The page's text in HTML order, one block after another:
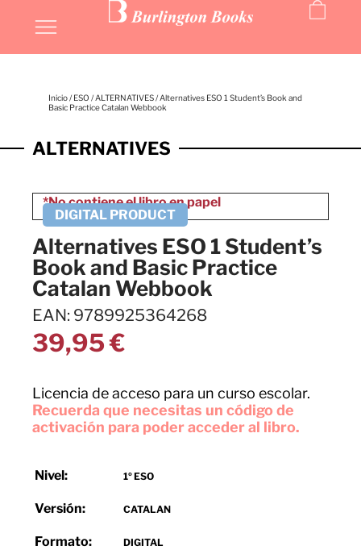
Inicio/ ESO / ALTERNATIVES/ Alternatives ESO 1 Student’s Book and
Basic Practice Catalan Webbook
ALTERNATIVES
Alternatives ESO 1 Student’s
Book and Basic Practice
Catalan Webbook
EAN: 9789925364268
39,95€
Licencia de acceso para un curso escolar.
Recuerda que necesitas un código de
activación para poder acceder al libro.
Nivel: 1º ESO
Versión: CATALAN
Formato: DIGITAL